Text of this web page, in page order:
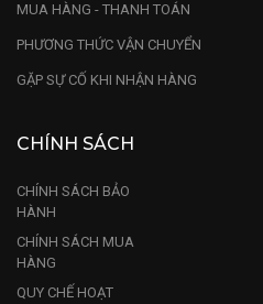
MUA HÀNG - THANH TOÁN
PHƯƠNG THỨC VẬN CHUYỂN
GẶP SỰ CỐ KHI NHẬN HÀNG
CHÍNH SÁCH
CHÍNH SÁCH BẢO
HÀNH
CHÍNH SÁCH MUA
HÀNG
QUY CHẾ HOẠT